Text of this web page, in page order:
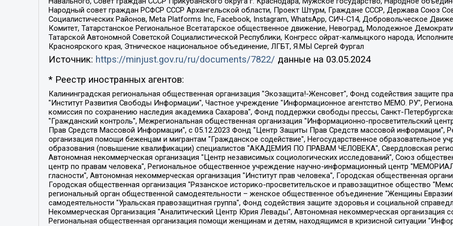
Народный совет граждан РСФСР СССР Архангельской области, Проект Штурм, Граждане СССР, Держава Союз
Социалистических Районов, Meta Platforms Inc, Facebook, Instagram, WhatsApp, СИЧ-С14, Добровольческое
Комитет, Татарстанское Региональное Всетатарское общественное движение, Невоград, Молодежное
Татарской Автономной Советской Социалистической Республики, Конгресс ойрат-калмыцкого народа,
Красноярского края, Этническое национальное объединение, ЛГБТ, Я.МЫ Сергей Фургал
Источник: https://minjust.gov.ru/ru/documents/7822/ данные на 03.05.2024
* Реестр иностранных агентов:
Калининградская региональная общественная организация "Экозащита!-Женсовет", Фонд содействия защите прав и свобод граждан "Общественный вердикт", Фонд "Институт Развития Свободы Информации", Частное учреждение "Информационное агентство МЕМО. РУ", Региональная общественная организация "Общественная комиссия по сохранению наследия академика Сахарова", Фонд поддержки свободы прессы, Санкт-Петербургская общественная правозащитная организация "Гражданский контроль", Межрегиональная общественная организация "Информационно-просветительский центр "Мемориал", Региональный Фонд "Центр Защиты Прав Средств Массовой Информации", с 05.12.2023 Фонд "Центр Защиты Прав Средств массовой информации", Региональная общественная благотворительная организация помощи беженцам и мигрантам "Гражданское содействие", Негосударственное образовательное учреждение дополнительного профессионального образования (повышение квалификации) специалистов "АКАДЕМИЯ ПО ПРАВАМ ЧЕЛОВЕКА", Свердловская региональная общественная организация "Сутяжник", Автономная некоммерческая организация "Центр независимых социологических исследований", Союз общественных объединений "Российский исследовательский центр по правам человека", Региональное общественное учреждение научно-информационный центр "МЕМОРИАЛ", Некоммерческая организация "Фонд защиты гласности", Автономная некоммерческая организация "Институт прав человека", Городская общественная организация "Екатеринбургское общество "МЕМОРИАЛ", Городская общественная организация "Рязанское историко-просветительское и правозащитное общество "Мемориал" (Рязанский Мемориал), Челябинский региональный орган общественной самодеятельности – женское общественное объединение "Женщины Евразии", Челябинский региональный орган общественной самодеятельности "Уральская правозащитная группа", Фонд содействия защите здоровья и социальной справедливости имени Андрея Рылькова, Автономная Некоммерческая Организация "Аналитический Центр Юрия Левады", Автономная некоммерческая организация социальной поддержки населения "Проект Апрель", Региональная общественная организация помощи женщинам и детям, находящимся в кризисной ситуации "Информационно-методический центр "Анна", Фонд содействия развитию массовых коммуникаций и правовому просвещению "Так-так-Так", Фонд содействия устойчивому развитию "Серебряная тайга", Свердловский региональный общественный фонд социальных проектов "Новое время", "Idel.Реалии", Кавказ.Реалии, Крым.Реалии, Телеканал Настоящее Время, Татаро-башкирская служба Радио Свобода (Azatliq Radiosi), Радио Свободная Европа/Радио Свобода (PCE/PC), "Сибирь.Реалии", "Фактограф", Благотворительный фонд помощи осужденным и их семьям, Автономная некоммерческая организация "Институт глобализации и социальных движений", Фонд "В защиту прав заключенных", Частное учреждение "Центр поддержки и содействия развитию средств массовой информации", Пензенский региональный общественный благотворительный фонд "Гражданский союз", "Север.Реалии", Некоммерческая организация Фонд "Правовая инициатива", Общество с ограниченной ответственностью "Радио Свободная Европа/Радио Свобода", Чешское информационное агентство "MEDIUM-ORIENT", Красноярская региональная общественная организация "Мы против СПИДа", Камалягин Денис Николаевич, Маркелов Сергей Евгеньевич, Пономарев Лев Александрович, Савицкая Людмила Алексеевна, Автономная некоммерческая организация "Центр по работе с проблемой насилия "НАСИЛИЮ.НЕТ", Межрегиональный профессиональный союз работников здравоохранения "Альянс врачей", Юридическое лицо, зарегистрированное в Латвийской Республике, SIA "Medusa Project" (регистрационный номер 40103797863, дата регистрации 10.06.2014), Некоммерческая организация "Фонд по борьбе с коррупцией", Автономная некоммерческая организация "Институт права и публичной политики", Баданин Роман Сергеевич, Гликин Максим Александрович, Железнова Мария Михайловна, Лукьянова Юлия Сергеевна, Маетная Елизавета Витальевна, Маняхин Петр Борисович, Чуракова Ольга Владимировна, Ярош Юлия Петровна, Юридическое лицо "The Insider SIA", зарегистрированное в Риге, Латвийская Республика (дата регистрации 26.06.2015), являющееся администратором доменного имени интернет-издания "The Insider SIA", https://theins.ru, Постернак Алексей Евгеньевич, Рубин Михаил Аркадьевич, Анин Роман Александрович, Юридическое лицо Istories fonds, зарегистрированное в Латвийской Республике (регистрационный номер 50008295751, дата регистрации 24.02.2020), Великовский Дмитрий Александрович, Долинина Ирина Николаевна, Мароховская Алеся Алексеевна, Шлейнов Роман Юрьевич, Шмагун Олеся Валентиновна, Общество с ограниченной ответственностью "Альтаир 2021", Общество с ограниченной ответственностью "Вега 2021", Общество с ограниченной ответственностью "Главный редактор 2021", Общество с ограниченной ответственностью "Ромашки монолит", Важенков Артем Валерьевич, Ивановская областная общественная организация "Центр гендерных исследований", Гурман Юрий Альбертович, Медиапроект "ОВД-Инфо", Егоров Владимир Владимирович, Жилинский Владимир Александрович, Общество с ограниченной ответственностью "ЗП", Иванова София Юрьевна, Карезина Инна Павловна, Кильтау Екатерина Викторовна, Петров Алексей Викторович, Пискунов Сергей Евгеньевич, Смирнов Сергей Сергеевич, Тихонов Михаил Сергеевич, Общество с ограниченной ответственностью "ЖУРНАЛИСТ-ИНОСТРАННЫЙ АГЕНТ", Арапова Галина Юрьевна, Вольтская Татьяна Анатольевна, Американская компания "Mason G.E.S. Anonymous Foundation" (США), являющаяся владельцем интернет-издания https://mnews.world/, Компания "Stichting Bellingcat", зарегистрированная в Нидерландах (дата регистрации 11.07.2018), Захаров Андрей Вячеславович, Клепиковская Екатерина Дмитриевна, Общество с ограниченной ответственностью "МЕМО", Перл Роман Александрович, Симонов Евгений Алексеевич, Соловьева Елена Анатольевна, Сотников Даниил Владимирович, Сурначева Елизавета Дмитриевна, Автономная некоммерческая организация по защите прав человека и информированию населения "Якутия – Наше Мнение", Общество с ограниченной ответственностью "Москоу диджитал медиа", с 26.01.2023 Общество с ограниченной ответственностью "Чайка Белые сады", Ветошкина Валерия Валерьевна, Заговора Максим Александрович, Межрегиональное общественное движение "Российская ЛГБТ - сеть", Оленичев Максим Владимирович, Павлов Иван Юрьевич, Скворцова Елена Сергеевна, Общество с ограниченной ответственностью "Как бы инагент", Кочетков Игорь Викторович, Общество с ограниченной ответственностью "Честные выборы", Еланчик Олег Александрович, Общество с ограниченной ответственностью "Нобелевский призыв", Гималова Регина Эмилевна, Григорьев Андрей Валерьевич, Григорьева Алина Александровна, Ассоциация по содействию защите прав призывников, альтернативнослужащих и военнослужащих "Правозащитная группа